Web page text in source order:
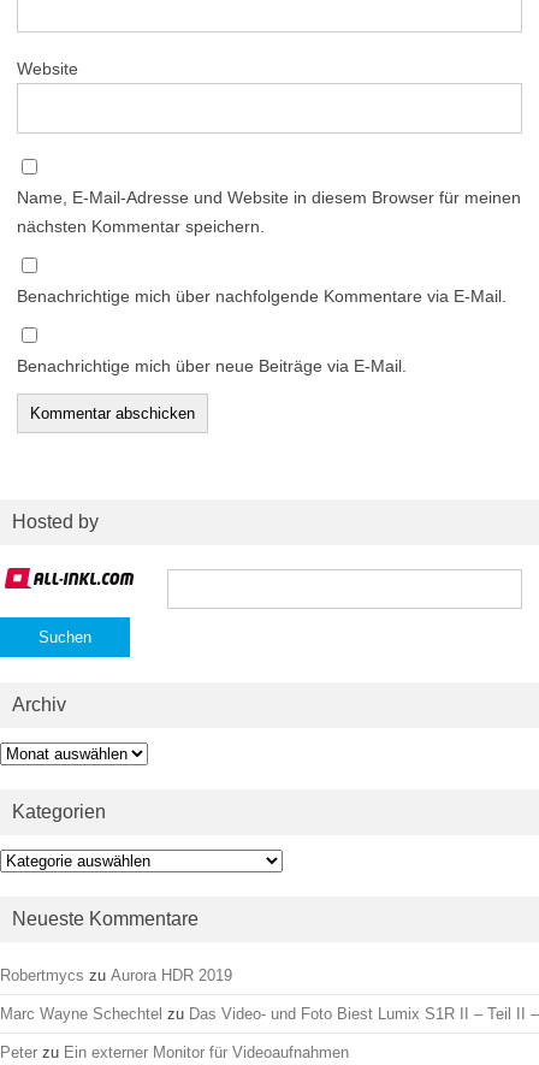
Website
Name, E-Mail-Adresse und Website in diesem Browser für meinen
nächsten Kommentar speichern.
Benachrichtige mich über nachfolgende Kommentare via E-Mail.
Benachrichtige mich über neue Beiträge via E-Mail.
Hosted by
Suchen
Archiv
Archiv
Kategorien
Kategorien
Neueste Kommentare
Robertmycs zu Aurora HDR 2019
Marc Wayne Schechtel zu Das Video- und Foto Biest Lumix S1R II – Teil II –
Peter zu Ein externer Monitor für Videoaufnahmen